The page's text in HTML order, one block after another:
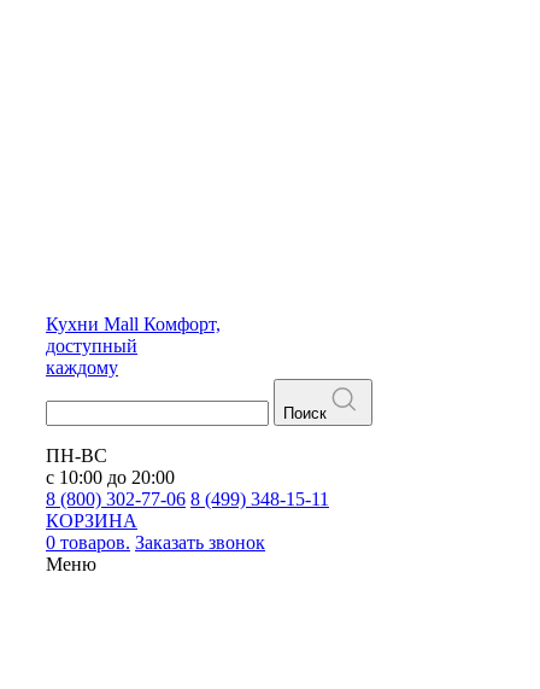
Кухни Mall Комфорт,
доступный
каждому
Поиск
ПН-ВС
с 10:00 до 20:00
8 (800) 302-77-06 8 (499) 348-15-11
КОРЗИНА
0 товаров. Заказать звонок
Меню